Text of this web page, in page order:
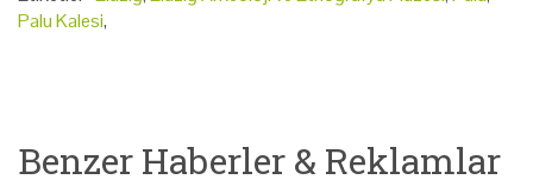
Palu Kalesi,
Benzer Haberler & Reklamlar